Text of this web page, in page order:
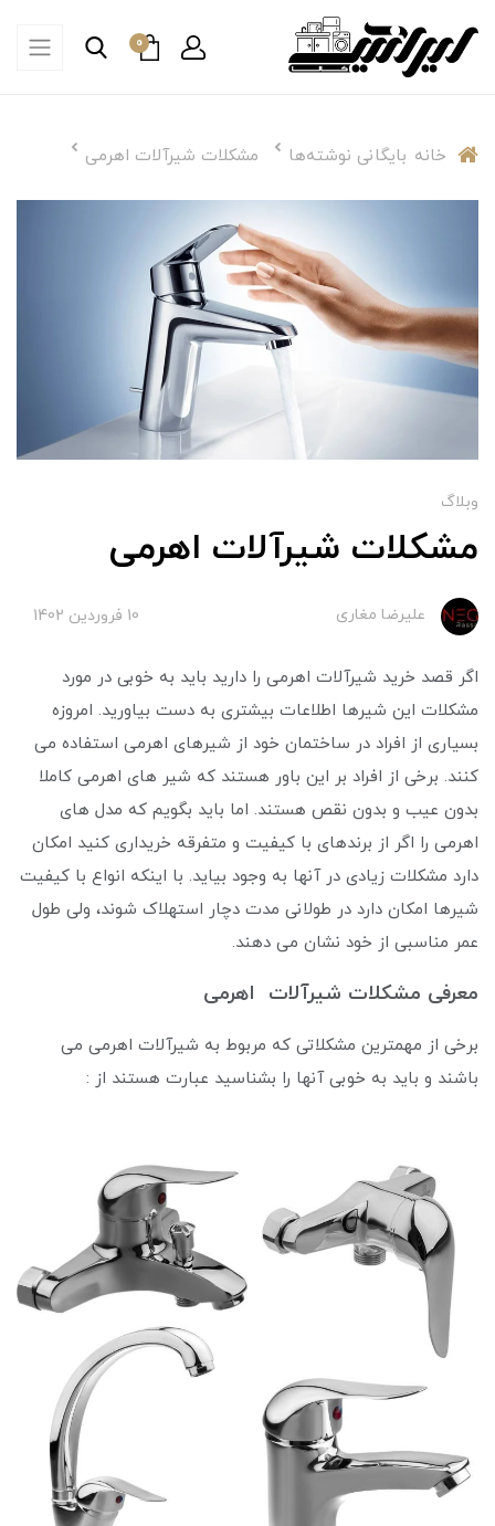
0
خانه بایگانی نوشته‌ها مشکلات شیرآلات اهرمی
وبلاگ
مشکلات شیرآلات اهرمی
علیرضا مغاری 10 فروردین 1402
اگر قصد خرید شیرآلات اهرمی را دارید باید به خوبی در مورد
مشکلات این شیرها اطلاعات بیشتری به دست بیاورید. امروزه
بسیاری از افراد در ساختمان خود از شیرهای اهرمی استفاده می
کنند. برخی از افراد بر این باور هستند که شیر های اهرمی کاملا
بدون عیب و بدون نقص هستند. اما باید بگویم که مدل‌ های
اهرمی را اگر از برندهای با کیفیت و متفرقه خریداری کنید امکان
دارد مشکلات زیادی در آنها به وجود بیاید. با اینکه انواع با کیفیت
شیرها امکان دارد در طولانی مدت دچار استهلاک شوند، ولی طول
عمر مناسبی از خود نشان می دهند.
معرفی مشکلات شیرآلات اهرمی
برخی از مهمترین مشکلاتی که مربوط به شیرآلات اهرمی می
باشند و باید به خوبی آنها را بشناسید عبارت هستند از :